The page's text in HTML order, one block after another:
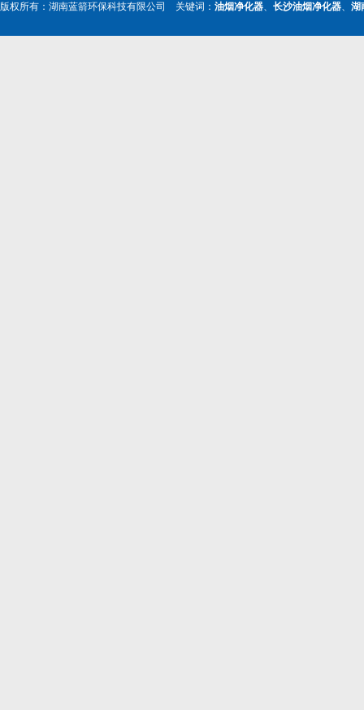
版权所有：湖南蓝箭环保科技有限公司 关键词： 油烟净化器、 长沙油烟净化器、 湖